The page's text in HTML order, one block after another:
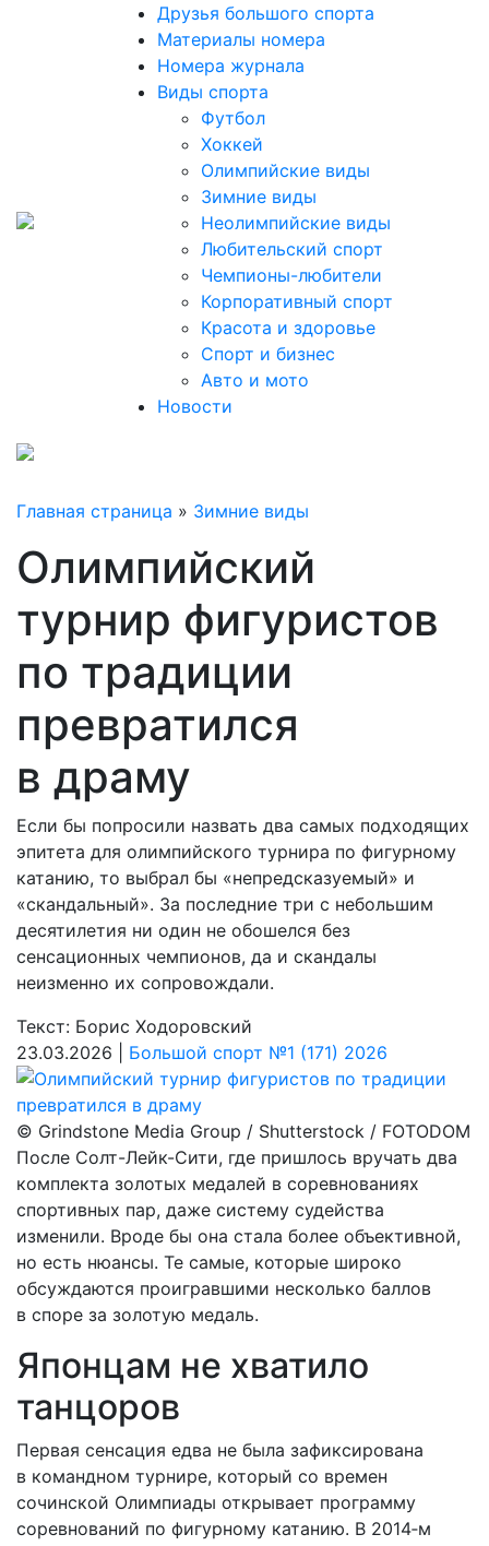
Друзья большого спорта
Материалы номера
Номера журнала
Виды спорта
Футбол
Хоккей
Олимпийские виды
Зимние виды
Неолимпийские виды
Любительский спорт
Чемпионы-любители
Корпоративный спорт
Красота и здоровье
Спорт и бизнес
Авто и мото
Новости
Главная страница » Зимние виды
Олимпийский
турнир фигуристов
по традиции
превратился
в драму
Если бы попросили назвать два самых подходящих
эпитета для олимпийского турнира по фигурному
катанию, то выбрал бы «непредсказуемый» и
«скандальный». За последние три с небольшим
десятилетия ни один не обошелся без
сенсационных чемпионов, да и скандалы
неизменно их сопровождали.
Текст: Борис Ходоровский
23.03.2026 | Большой спорт №1 (171) 2026
© Grindstone Media Group / Shutterstock / FOTODOM
После Солт-­Лейк-­Сити, где пришлось вручать два
комплекта золотых медалей в соревнованиях
спортивных пар, даже систему судейства
изменили. Вроде бы она стала более объективной,
но есть нюансы. Те самые, которые широко
обсуждаются проигравшими несколько баллов
в споре за золотую медаль.
Японцам не хватило
танцоров
Первая сенсация едва не была зафиксирована
в командном турнире, который со времен
сочинской Олимпиады открывает программу
соревнований по фигурному катанию. В 2014‑м